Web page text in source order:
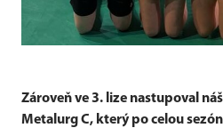
Zároveň ve3. lize nastupoval
Metalurg C, který po celou